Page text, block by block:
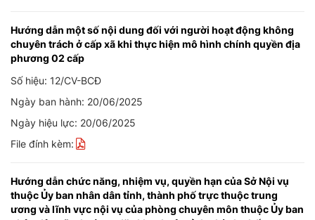
Hướng dẫn một số nội dung đối với người hoạt động không
chuyên trách ở cấp xã khi thực hiện mô hình chính quyền địa
phương 02 cấp
Số hiệu: 12/CV-BCĐ
Ngày ban hành: 20/06/2025
Ngày hiệu lực: 20/06/2025
File đính kèm:
Hướng dẫn chức năng, nhiệm vụ, quyền hạn của Sở Nội vụ
thuộc Ủy ban nhân dân tỉnh, thành phố trực thuộc trung
ương và lĩnh vực nội vụ của phòng chuyên môn thuộc Ủy ban